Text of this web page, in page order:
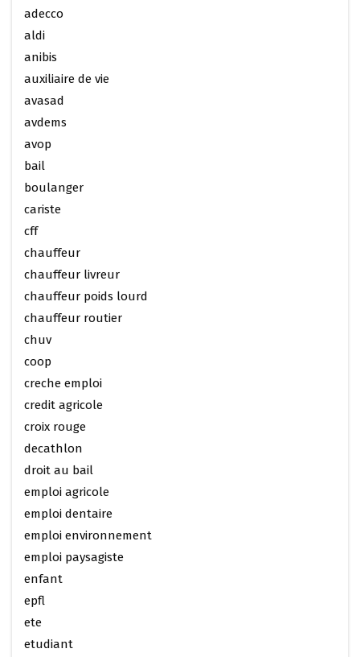
adecco
aldi
anibis
auxiliaire de vie
avasad
avdems
avop
bail
boulanger
cariste
cff
chauffeur
chauffeur livreur
chauffeur poids lourd
chauffeur routier
chuv
coop
creche emploi
credit agricole
croix rouge
decathlon
droit au bail
emploi agricole
emploi dentaire
emploi environnement
emploi paysagiste
enfant
epfl
ete
etudiant